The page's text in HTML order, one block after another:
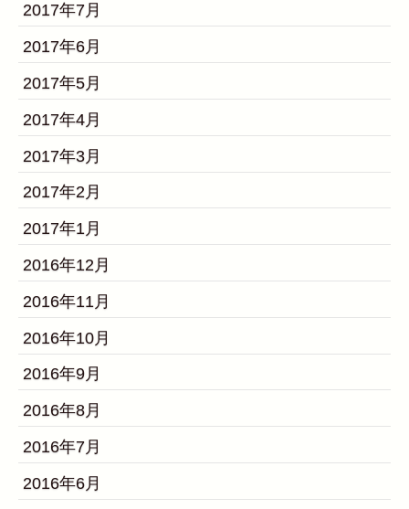
2017年7月
2017年6月
2017年5月
2017年4月
2017年3月
2017年2月
2017年1月
2016年12月
2016年11月
2016年10月
2016年9月
2016年8月
2016年7月
2016年6月